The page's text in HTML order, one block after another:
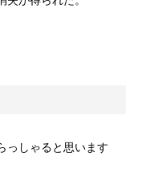
っしゃると思います